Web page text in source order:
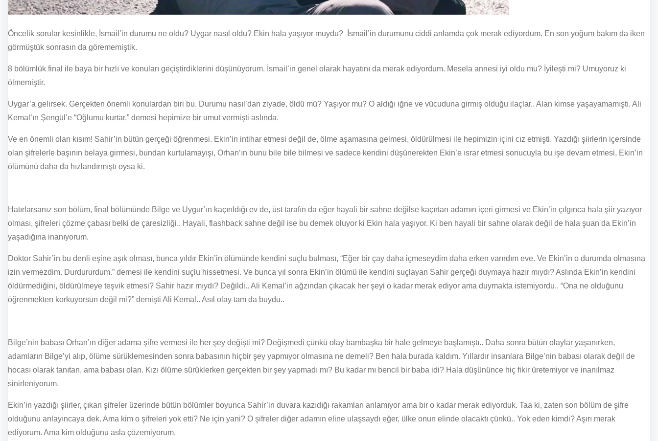
Öncelik sorular kesinlikle, İsmail’in durumu ne oldu? Uygar nasıl oldu? Ekin hala yaşıyor muydu?
İsmail’in durumunu ciddi anlamda çok merak ediyordum. En son yoğum bakım da iken
görmüştük sonrasın da görememiştik.
8 bölümlük final ile baya bir hızlı ve konuları geçiştirdiklerini düşünüyorum. İsmail’in genel olarak hayatını da merak ediyordum. Mesela annesi iyi oldu mu? İyileşti mi? Umuyoruz ki
ölmemiştir.
Uygar’a gelirsek. Gerçekten önemli konulardan biri bu. Durumu nasıl’dan ziyade, öldü mü? Yaşıyor mu? O aldığı iğne ve vücuduna girmiş olduğu ilaçlar.. Alan kimse yaşayamamıştı. Ali
Kemal’ın Şengül’e “Oğlumu kurtar.” demesi hepimize bir umut vermişti aslında.
Ve en önemli olan kısım! Sahir’in bütün gerçeği öğrenmesi. Ekin’in intihar etmesi değil de, ölme aşamasına gelmesi, öldürülmesi ile hepimizin içini cız etmişti. Yazdığı şiirlerin içersinde
olan şifrelerle başının belaya girmesi, bundan kurtulamayışı, Orhan’ın bunu bile bile bilmesi ve sadece kendini düşünerekten Ekin’e ısrar etmesi sonucuyla bu işe devam etmesi, Ekin’in
ölümünü daha da hızlandırmıştı oysa ki.
Hatırlarsanız son bölüm, final bölümünde Bilge ve Uygur’ın kaçırıldığı ev de, üst tarafın da eğer hayali bir sahne değilse kaçırtan adamın içeri girmesi ve Ekin’in çılgınca hala şiir yazıyor
olması, şifreleri çözme çabası belki de çaresizliği.. Hayali, flashback sahne değil ise bu demek oluyor ki Ekin hala yaşıyor. Ki ben hayali bir sahne olarak değil de hala şuan da Ekin’in
yaşadığına inanıyorum.
Doktor Sahir’in bu denli eşine aşık olması, bunca yıldır Ekin’in ölümünde kendini suçlu bulması, “Eğer bir çay daha içmeseydim daha erken varırdım eve. Ve Ekin’in o durumda olmasına
izin vermezdim. Durdururdum.” demesi ile kendini suçlu hissetmesi. Ve bunca yıl sonra Ekin’in ölümü ile kendini suçlayan Sahir gerçeği duymaya hazır mıydı? Aslında Ekin’in kendini
öldürmediğini, öldürülmeye teşvik etmesi? Sahir hazır mıydı? Değildi.. Ali Kemal’in ağzından çıkacak her şeyi o kadar merak ediyor ama duymakta istemiyordu.. “Ona ne olduğunu
öğrenmekten korkuyorsun değil mi?” demişti Ali Kemal.. Asıl olay tam da buydu..
Bilge’nin babası Orhan’ın diğer adama şifre vermesi ile her şey değişti mi? Değişmedi çünkü olay bambaşka bir hale gelmeye başlamıştı.. Daha sonra bütün olaylar yaşanırken,
adamların Bilge’yi alıp, ölüme sürüklemesinden sonra babasının hiçbir şey yapmıyor olmasına ne demeli? Ben hala burada kaldım. Yıllardır insanlara Bilge’nin babası olarak değil de
hocası olarak tanıtan, ama babası olan. Kızı ölüme sürüklerken gerçekten bir şey yapmadı mı? Bu kadar mı bencil bir baba idi? Hala düşününce hiç fikir üretemiyor ve inanılmaz
sinirleniyorum.
Ekin’in yazdığı şiirler, çıkan şifreler üzerinde bütün bölümler boyunca Sahir’in duvara kazıdığı rakamları anlamıyor ama bir o kadar merak ediyorduk. Taa ki, zaten son bölüm de şifre
olduğunu anlayıncaya dek. Ama kim o şifreleri yok etti? Ne için yani? O şifreler diğer adamın eline ulaşsaydı eğer, ülke onun elinde olacaktı çünkü.. Yok eden kimdi? Aşırı merak
ediyorum. Ama kim olduğunu asla çözemiyorum.